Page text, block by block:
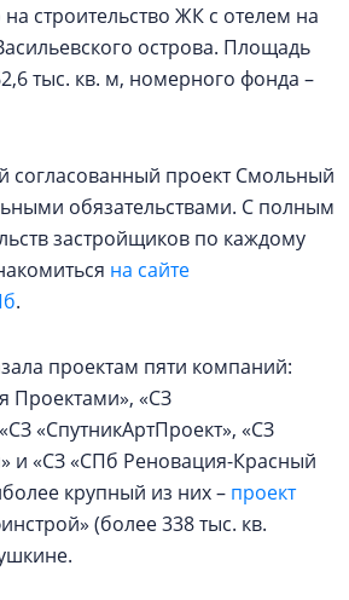
строительство ЖК с отелем на
острова. Площадь
тыс. кв. м, номерного фонда –
согласованный проект Смольный
обязательствами. С полным
застройщиков по каждому
на сайте
.
проектам пяти компаний:
Проектами», «СЗ
«СпутникАртПроект», «СЗ
и «СЗ «СПб Реновация-Красный
крупный из них – проект
(более 338 тыс. кв.